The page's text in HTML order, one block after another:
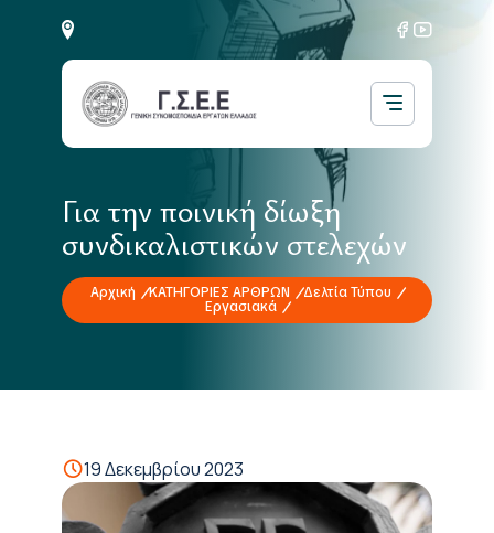
Για την ποινική δίωξη
συνδικαλιστικών στελεχών
Αρχική ΚΑΤΗΓΟΡΙΕΣ ΑΡΘΡΩΝ
Δελτία Τύπου
Εργασιακά
19 Δεκεμβρίου 2023